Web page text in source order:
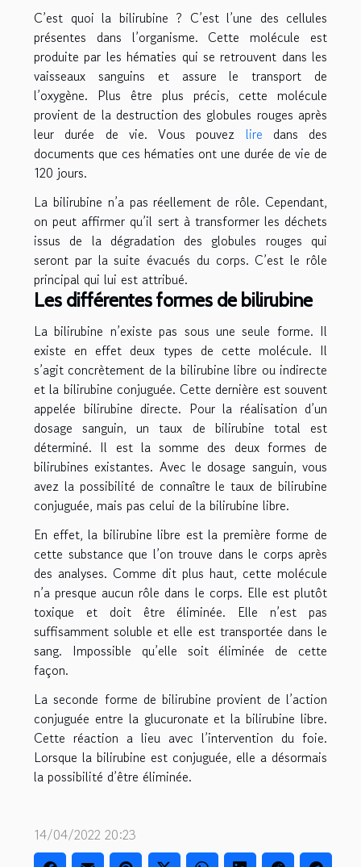
C’est quoi la bilirubine ? C’est l’une des cellules
présentes dans l’organisme. Cette molécule est
produite par les hématies qui se retrouvent dans les
vaisseaux sanguins et assure le transport de
l’oxygène. Plus être plus précis, cette molécule
provient de la destruction des globules rouges après
leur durée de vie. Vous pouvez lire dans des
documents que ces hématies ont une durée de vie de
120 jours.
La bilirubine n’a pas réellement de rôle. Cependant,
on peut affirmer qu’il sert à transformer les déchets
issus de la dégradation des globules rouges qui
seront par la suite évacués du corps. C’est le rôle
principal qui lui est attribué.
Les différentes formes de bilirubine
La bilirubine n’existe pas sous une seule forme. Il
existe en effet deux types de cette molécule. Il
s’agit concrètement de la bilirubine libre ou indirecte
et la bilirubine conjuguée. Cette dernière est souvent
appelée bilirubine directe. Pour la réalisation d’un
dosage sanguin, un taux de bilirubine total est
déterminé. Il est la somme des deux formes de
bilirubines existantes. Avec le dosage sanguin, vous
avez la possibilité de connaître le taux de bilirubine
conjuguée, mais pas celui de la bilirubine libre.
En effet, la bilirubine libre est la première forme de
cette substance que l’on trouve dans le corps après
des analyses. Comme dit plus haut, cette molécule
n’a presque aucun rôle dans le corps. Elle est plutôt
toxique et doit être éliminée. Elle n’est pas
suffisamment soluble et elle est transportée dans le
sang. Impossible qu’elle soit éliminée de cette
façon.
La seconde forme de bilirubine provient de l’action
conjuguée entre la glucuronate et la bilirubine libre.
Cette réaction a lieu avec l’intervention du foie.
Lorsque la bilirubine est conjuguée, elle a désormais
la possibilité d’être éliminée.
14/04/2022 20:23